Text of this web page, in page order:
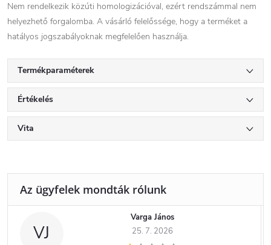
Nem rendelkezik közúti homologizációval, ezért rendszámmal nem
helyezhető forgalomba. A vásárló felelőssége, hogy a terméket a
hatályos jogszabályoknak megfelelően használja.
Termékparaméterek
Értékelés
Vita
VJ
Varga János
25. 7. 2026